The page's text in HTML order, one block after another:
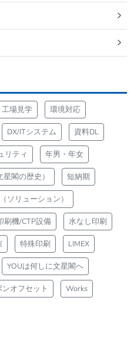
工場見学 環境対応
DX/ITシステム 資料DL
リティ 年男・年女
閣の歴史） 短納期
ソリューション）
刷機/CTP設備 水なし印刷
特殊印刷 LIMEX
YOUは何しに文星閣へ
ンオフセット Works